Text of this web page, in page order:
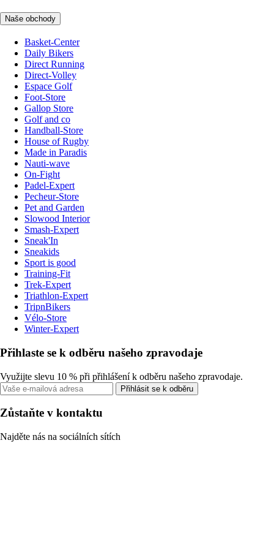
Naše obchody
Basket-Center
Daily Bikers
Direct Running
Direct-Volley
Espace Golf
Foot-Store
Gallop Store
Golf and co
Handball-Store
House of Rugby
Made in Paradis
Nauti-wave
On-Fight
Padel-Expert
Pecheur-Store
Pet and Garden
Slowood Interior
Smash-Expert
Sneak'In
Sneakids
Sport is good
Training-Fit
Trek-Expert
Triathlon-Expert
TripnBikers
Vélo-Store
Winter-Expert
Přihlaste se k odběru našeho zpravodaje
Využijte slevu 10 % při přihlášení k odběru našeho zpravodaje.
Přihlásit se k odběru
Zůstaňte v kontaktu
Najděte nás na sociálních sítích